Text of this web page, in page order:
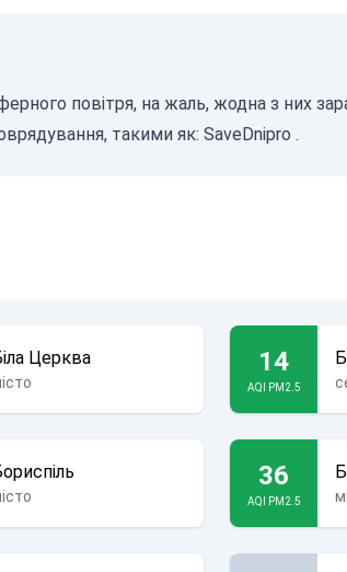
повітря, на жаль, жодна з них
такими як: SaveDnipro .
Церква 14
AQI PM2.5
36
AQI PM2.5